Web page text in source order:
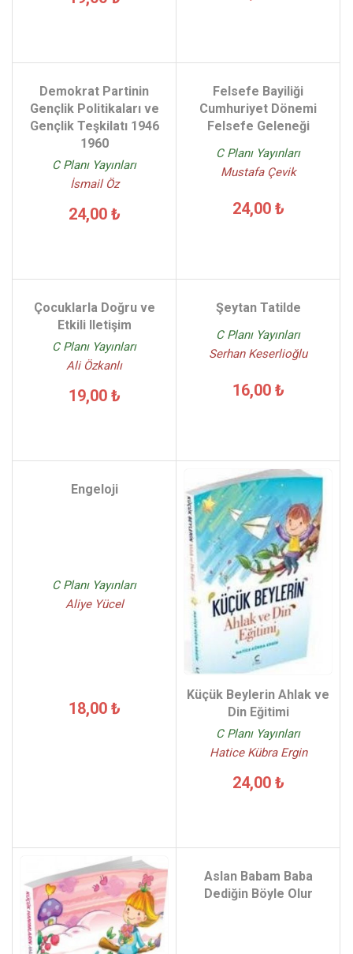
Demokrat Partinin
Gençlik Politikaları ve
Gençlik Teşkilatı 1946
1960
C Planı Yayınları
İsmail Öz
24,00 ₺
Felsefe Bayiliği
Cumhuriyet Dönemi
Felsefe Geleneği
C Planı Yayınları
Mustafa Çevik
24,00 ₺
Çocuklarla Doğru ve
Etkili Iletişim
C Planı Yayınları
Ali Özkanlı
19,00 ₺
Şeytan Tatilde
C Planı Yayınları
Serhan Keserlioğlu
16,00 ₺
Engeloji
C Planı Yayınları
Aliye Yücel
18,00 ₺
Küçük Beylerin Ahlak ve
Din Eğitimi
C Planı Yayınları
Hatice Kübra Ergin
24,00 ₺
Aslan Babam Baba
Dediğin Böyle Olur